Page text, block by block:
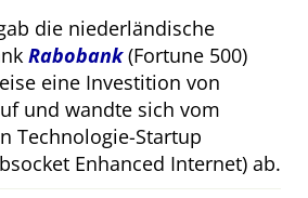
die niederländische
Rabobank(Fortune 500)
eine Investition von
und wandte sich vom
Technologie-Startup
Enhanced Internet) ab.